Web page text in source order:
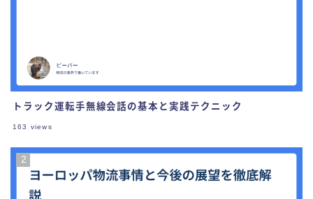
トラック運転手無線会話の基本と実践テクニック
163 views